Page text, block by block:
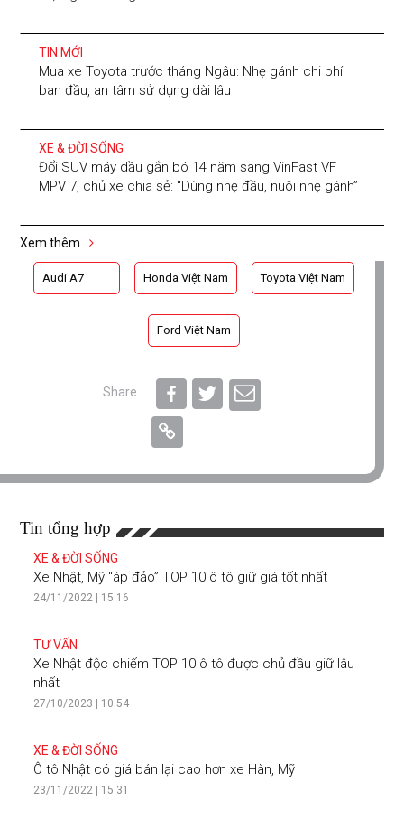
TIN MỚI
Mua xe Toyota trước tháng Ngâu: Nhẹ gánh chi phí
ban đầu, an tâm sử dụng dài lâu
XE & ĐỜI SỐNG
Đổi SUV máy dầu gắn bó 14 năm sang VinFast VF
MPV 7, chủ xe chia sẻ: “Dùng nhẹ đầu, nuôi nhẹ gánh”
Xem thêm
Audi A7 Honda Việt Nam Toyota Việt Nam
Ford Việt Nam
Share
Tin tổng hợp
XE & ĐỜI SỐNG
Xe Nhật, Mỹ “áp đảo” TOP 10 ô tô giữ giá tốt nhất
24/11/2022 | 15:16
TƯ VẤN
Xe Nhật độc chiếm TOP 10 ô tô được chủ đầu giữ lâu
nhất
27/10/2023 | 10:54
XE & ĐỜI SỐNG
Ô tô Nhật có giá bán lại cao hơn xe Hàn, Mỹ
23/11/2022 | 15:31